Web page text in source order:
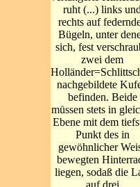
ruht (...) links
rechts auf
Bügeln, unter
sich, fest
zwei dem
nachgebildete
befinden. Beide
müssen stets in
Ebene mit dem
Punkt des in
gewöhnlicher
bewegten
liegen, sodaß die